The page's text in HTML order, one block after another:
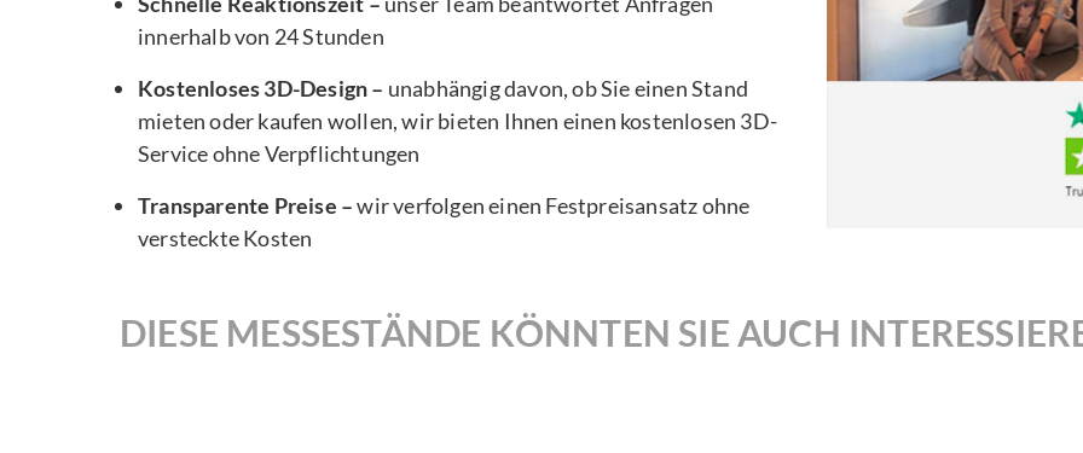
innerhalb von 24 Stunden
Kostenloses 3D-Design – unabhängig davon, ob Sie einen Stand
mieten oder kaufen wollen, wir bieten Ihnen einen kostenlosen 3D-
Service ohne Verpflichtungen
Transparente Preise –wir verfolgen einen Festpreisansatz ohne
versteckte Kosten
DIESE MESSESTÄNDE KÖNNTEN SIE AUCH